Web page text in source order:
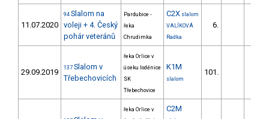
11.07.2020
94 Slalom na
voleji + 4. Český
pohár veteránů
Pardubice -
řeka
Chrudimka
C2X slalom
VALÍKOVÁ
Radka
6.
29.09.2019 137 Slalom v
Třebechovicích
řeka Orlice v
úseku loděnice
SK
Třebechovice
K1M
slalom
101.
řeka Orlice v
C2M